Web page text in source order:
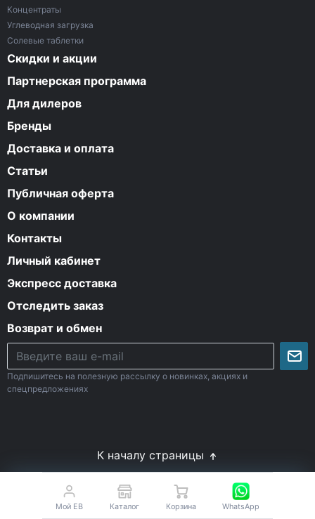
Концентраты
Углеводная загрузка
Солевые таблетки
Скидки и акции
Партнерская программа
Для дилеров
Бренды
Доставка и оплата
Статьи
Публичная оферта
О компании
Контакты
Личный кабинет
Экспресс доставка
Отследить заказ
Возврат и обмен
Подпишитесь на полезную рассылку о новинках, акциях и
спецпредложениях
К началу страницы
© Все права защищены. 2009-2026 Energy-Body.ru
Спортивное питание с доставкой по России
Мой EB Каталог Корзина WhatsApp